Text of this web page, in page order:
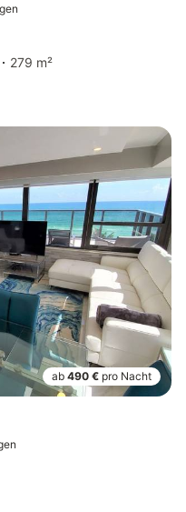
279 m²
ab 490 € pro Nacht